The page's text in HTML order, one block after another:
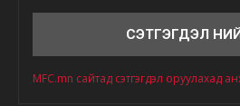
MFC.mn сайтад сэтгэгдэл оруулахад